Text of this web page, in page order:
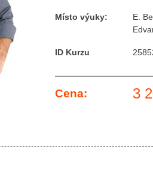
Místo výuky:
E.
ID Kurzu
Cena: 3